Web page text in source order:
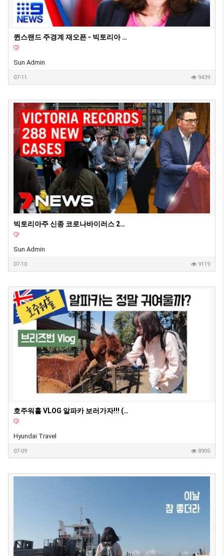
퀸스랜드 주경계 재오픈 - 빅토리아 주 봉쇄
Sun Admin
07-11 9439
빅토리아주 신종 코로나바이러스 288명 확진 - 확산위험
Sun Admin
07-10 9119
호주워홀 VLOG 알파카 보러가자!!! (오렐리 레밍턴 국립공원/알파카/앵무새/브리즈번 현대여행사)
Hyundai Travel
07-09 8905